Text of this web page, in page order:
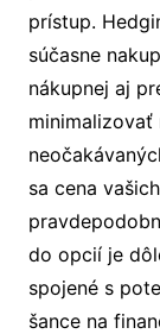
prístup.
súčasne
nákupnej aj
sa cena
do opcií je
spojené s
šance na